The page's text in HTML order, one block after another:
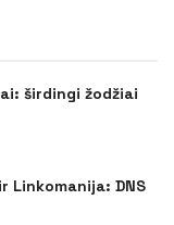
širdingi žodžiai
Linkomanija: DNS